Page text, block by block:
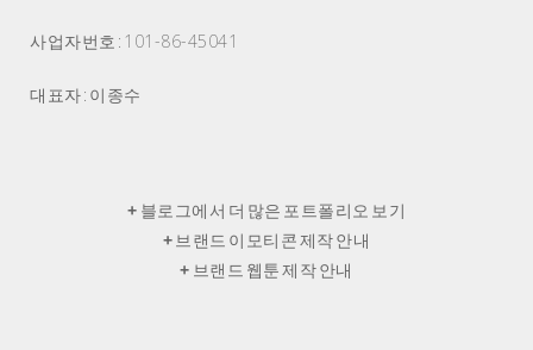
사업자번호 : 101-86-45041
대표자 : 이종수
+ 블로그에서 더 많은 포트폴리오 보기
+ 브랜드 이모티콘 제작 안내
+ 브랜드 웹툰 제작 안내